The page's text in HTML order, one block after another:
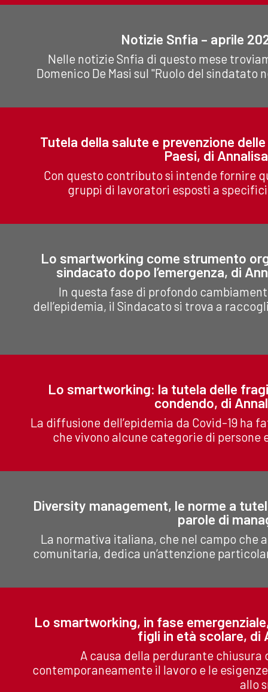
Notizie Snfia – aprile
Nelle notizie Snfia di questo mese
Domenico De Masi sul "Ruolo del
Tutela della salute e prevenzione
Paesi, di
Con questo contributo si intende fornire
gruppi di lavoratori esposti a
Lo smartworking come strumento
sindacato dopo l’emergenza, di
In questa fase di profondo
dell’epidemia, il Sindacato si trova a
Lo smartworking: la tutela delle
condendo, di
La diffusione dell’epidemia da Covid-19
che vivono alcune categorie di persone
Diversity management, le norme a
parole di
La normativa italiana, che nel campo che
comunitaria, dedica un’attenzione
Lo smartworking, in fase
figli in età scolare, di
A causa della perdurante chiusura
contemporaneamente il lavoro e le
allo